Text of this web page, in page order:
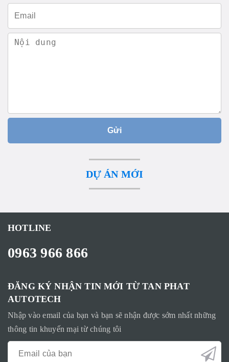
Gửi
DỰ ÁN MỚI
HOTLINE
0963 966 866
ĐĂNG KÝ NHẬN TIN MỚI TỪ TAN PHAT
AUTOTECH
Nhập vào email của bạn và bạn sẽ nhận được sớm nhất những
thông tin khuyến mại từ chúng tôi